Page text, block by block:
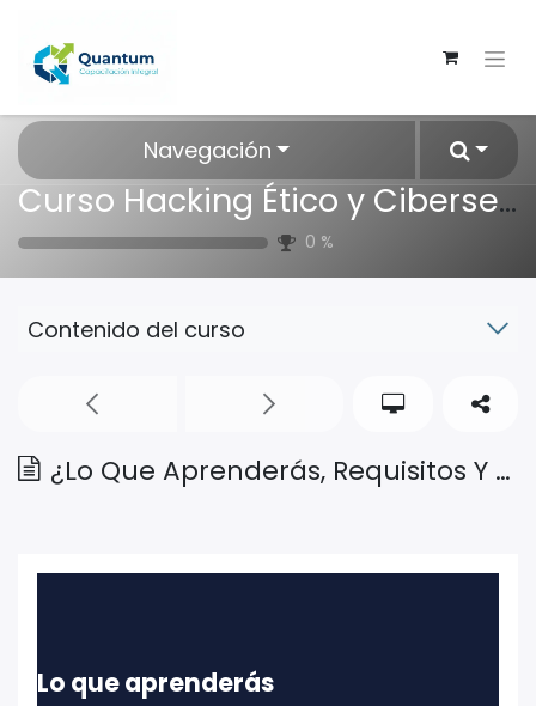
Navegación
Curso Hacking Ético y Ciberseguridad
0 %
Contenido del curso
¿Lo Que Aprenderás, Requisitos Y A Quien Va Dirigido?
Lo que aprenderás